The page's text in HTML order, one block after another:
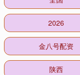
2026
金八号配资
陕西